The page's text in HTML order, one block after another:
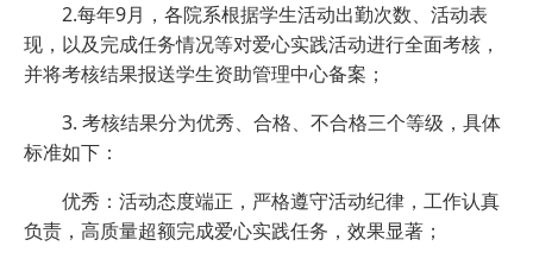
2.每年9月，各院系根据学生活动出勤次数、活动表
现，以及完成任务情况等对爱心实践活动进行全面考核，
并将考核结果报送学生资助管理中心备案；
3. 考核结果分为优秀、合格、不合格三个等级，具体
标准如下：
优秀：活动态度端正，严格遵守活动纪律，工作认真
负责，高质量超额完成爱心实践任务，效果显著；